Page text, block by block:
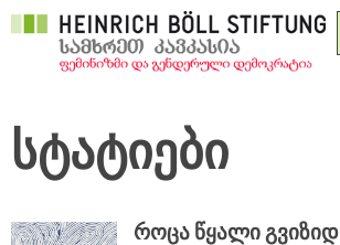
სტატიები
როცა წყალი